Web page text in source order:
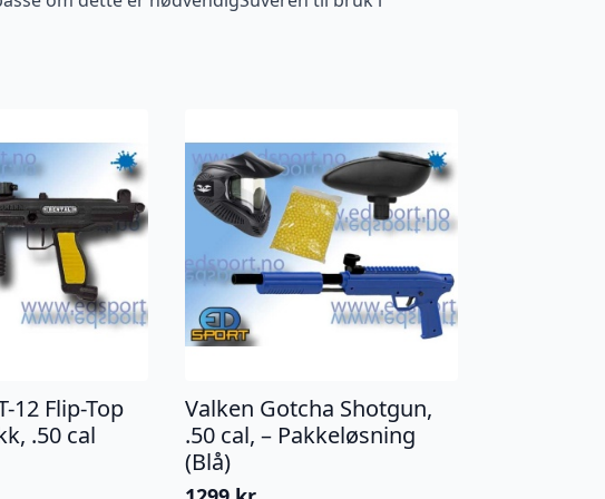
12 Flip-Top
.50 cal
Valken Gotcha Shotgun,
.50 cal, – Pakkeløsning
(Blå)